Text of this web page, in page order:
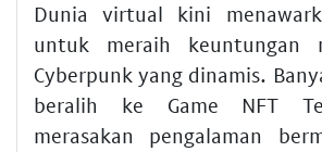
Dunia virtual kini
untuk meraih keuntungan
Cyberpunk yang dinamis.
beralih ke Game NFT
merasakan pengalaman